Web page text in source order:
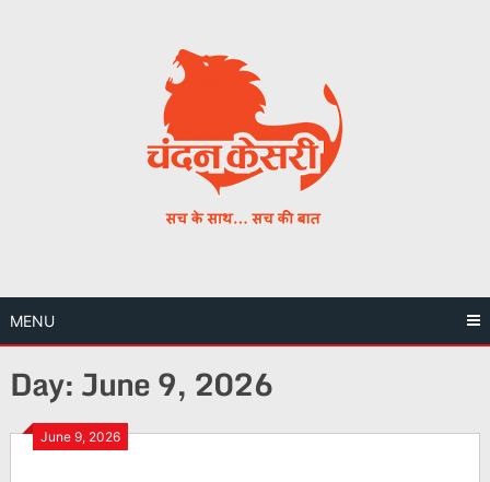
MENU
Day:June 9, 2026
June 9, 2026